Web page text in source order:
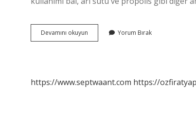
Devamını okuyun
Arı
Yorum Bırak
https://www.septwaant.com https://